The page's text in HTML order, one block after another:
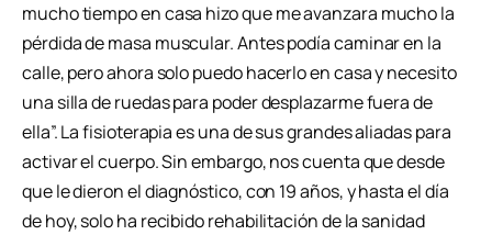
mucho tiempo en casa hizo que me avanzara mucho la
pérdida de masa muscular. Antes podía caminar en la
calle, pero ahora solo puedo hacerlo en casa y necesito
una silla de ruedas para poder desplazarme fuera de
ella”. La fisioterapia es una de sus grandes aliadas para
activar el cuerpo. Sin embargo, nos cuenta que desde
que le dieron el diagnóstico, con 19 años, y hasta el día
de hoy, solo ha recibido rehabilitación de la sanidad